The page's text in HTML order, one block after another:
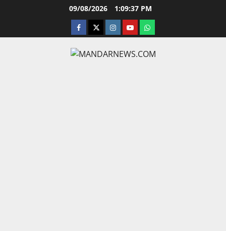
09/08/2026 1:09:38 PM
facebooktwitterinstagram.com
youtubewhatsapp